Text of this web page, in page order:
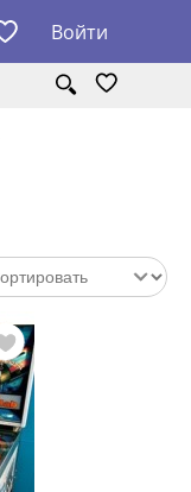
Войти